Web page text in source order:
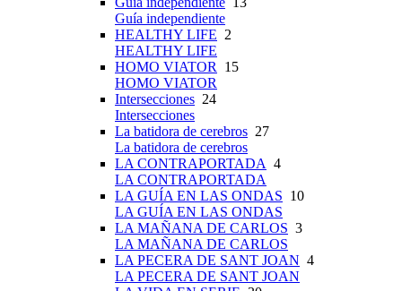
Guía independiente
HEALTHY LIFE 2
HEALTHY LIFE
HOMO VIATOR
15
HOMO VIATOR
Intersecciones 24
Intersecciones
La batidora de cerebros 27
La batidora de cerebros
LA CONTRAPORTADA 4
LA CONTRAPORTADA
LA GUÍA EN LAS ONDAS 10
LA GUÍA EN LAS ONDAS
LA MAÑANA DE CARLOS 3
LA MAÑANA DE CARLOS
LA PECERA DE SANT JOAN 4
LA PECERA DE SANT JOAN